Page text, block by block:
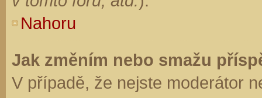
Nahoru
Jak změním nebo smažu
V případě, že nejste moderátor